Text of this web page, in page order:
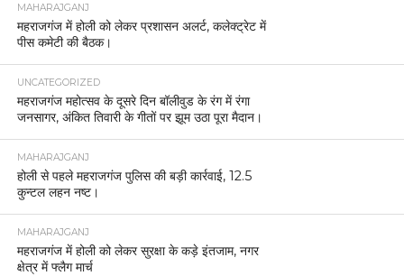
MAHARAJGANJ
महराजगंज में होली को लेकर प्रशासन अलर्ट, कलेक्ट्रेट में
पीस कमेटी की बैठक।
UNCATEGORIZED
महराजगंज महोत्सव के दूसरे दिन बॉलीवुड के रंग में रंगा
जनसागर, अंकित तिवारी के गीतों पर झूम उठा पूरा मैदान।
MAHARAJGANJ
होली से पहले महराजगंज पुलिस की बड़ी कार्रवाई, 12.5
कुन्टल लहन नष्ट।
MAHARAJGANJ
महराजगंज में होली को लेकर सुरक्षा के कड़े इंतजाम, नगर
क्षेत्र में फ्लैग मार्च